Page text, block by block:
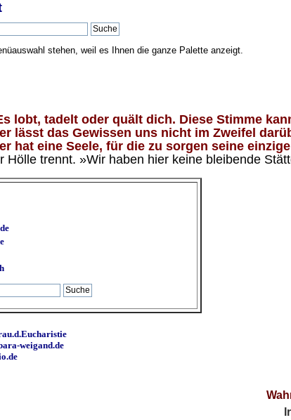
stehen, weil es Ihnen die ganze Palette anzeigt.
lobt, tadelt oder quält dich. Diese Stimme
lässt das Gewissen uns nicht im Zweifel
hat eine Seele, für die zu sorgen seine
trennt. »Wir haben hier keine bleibende
weigand.de